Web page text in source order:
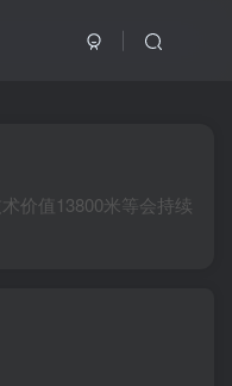
价值13800米等会持续